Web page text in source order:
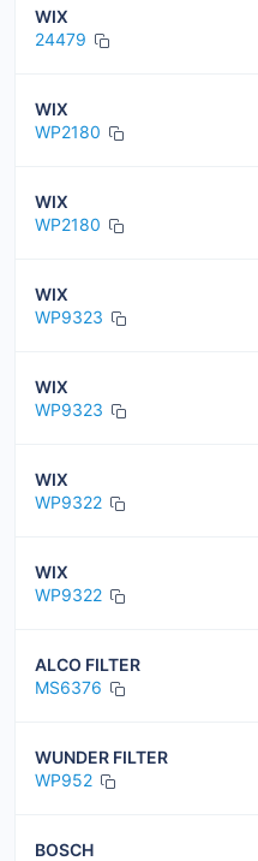
WIX
24479
WIX
WP2180
WIX
WP2180
WIX
WP9323
WIX
WP9323
WIX
WP9322
WIX
WP9322
ALCO FILTER
MS6376
WUNDER FILTER
WP952
BOSCH